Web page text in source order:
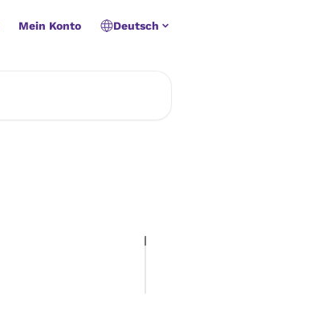
Mein Konto Deutsch